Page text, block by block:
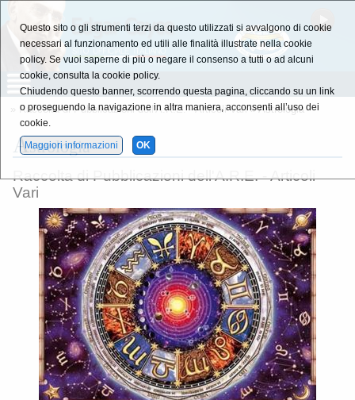
Raccolta di Pubblicazioni dell'A.R.E. - Articoli Vari » Astrologia
Astrologia
Raccolta di Pubblicazioni dell'A.R.E. - Articoli
Vari
Questo sito o gli strumenti terzi da questo utilizzati si avvalgono di cookie
necessari al funzionamento ed utili alle finalità illustrate nella cookie
policy. Se vuoi saperne di più o negare il consenso a tutti o ad alcuni
cookie, consulta la cookie policy.
Chiudendo questo banner, scorrendo questa pagina, cliccando su un link
o proseguendo la navigazione in altra maniera, acconsenti all’uso dei
cookie.
Maggiori informazioni
OK